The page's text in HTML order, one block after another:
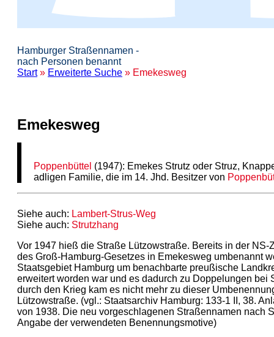
Hamburger Straßennamen -
nach Personen benannt
Start» Erweiterte Suche » Emekesweg
Emekesweg
Poppenbüttel (1947): Emekes Strutz oder Struz,
adligen Familie, die im 14. Jhd. Besitzer von
Siehe auch: Lambert-Strus-Weg
Siehe auch: Strutzhang
Vor 1947 hieß die Straße Lützowstraße. Bereits in der
des Groß-Hamburg-Gesetzes in Emekesweg umbenannt
Staatsgebiet Hamburg um benachbarte preußische
erweitert worden war und es dadurch zu Doppelungen bei
durch den Krieg kam es nicht mehr zu dieser
Lützowstraße. (vgl.: Staatsarchiv Hamburg: 133-1 II, 38.
von 1938. Die neu vorgeschlagenen Straßennamen nach
Angabe der verwendeten Benennungsmotive)